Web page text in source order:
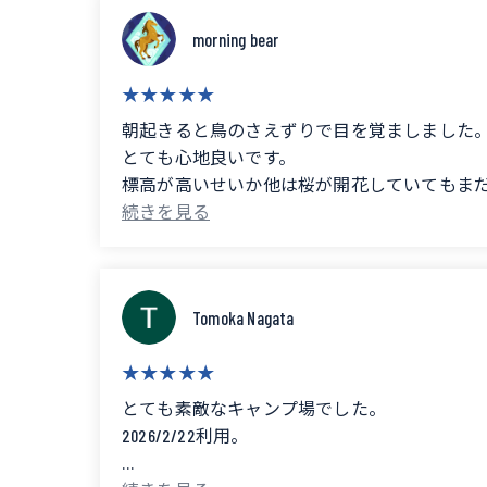
We even saw a snake at the open fire site!
It's close to tourist attractions and convenient for
We heard that fireflies appear in June, so
we thought a firefly camping trip in June would be nice
The toilets are spacious and clean! However, there
morning bear
朝起きると鳥のさえずりで目を覚ましました。
とても心地良いです。
標高が高いせいか他は桜が開花していてもま
桜がなくても素晴らしい景色でしたが桜あり
It was very pleasant.
Perhaps because of the high altitude, the cherry
The scenery was wonderful even without the cherry
Tomoka Nagata
とても素敵なキャンプ場でした。
2026/2/22利用。